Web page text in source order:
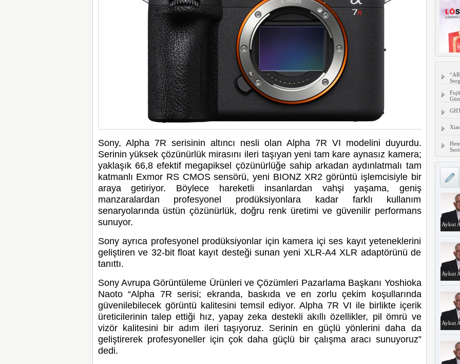
Sony, Alpha 7R serisinin altıncı nesli olan Alpha 7R VI modelini duyurdu.
Serinin yüksek çözünürlük mirasını ileri taşıyan yeni tam kare aynasız kamera;
yaklaşık 66,8 efektif megapiksel çözünürlüğe sahip arkadan aydınlatmalı tam
katmanlı Exmor RS CMOS sensörü, yeni BIONZ XR2 görüntü işlemcisiyle bir
araya getiriyor. Böylece hareketli insanlardan vahşi yaşama, geniş
manzaralardan profesyonel prodüksiyonlara kadar farklı kullanım
senaryolarında üstün çözünürlük, doğru renk üretimi ve güvenilir performans
sunuyor.
Sony ayrıca profesyonel prodüksiyonlar için kamera içi ses kayıt yeteneklerini
geliştiren ve 32-bit float kayıt desteği sunan yeni XLR-A4 XLR adaptörünü de
tanıttı.
Sony Avrupa Görüntüleme Ürünleri ve Çözümleri Pazarlama Başkanı Yoshioka
Naoto “Alpha 7R serisi; ekranda, baskıda ve en zorlu çekim koşullarında
güvenilebilecek görüntü kalitesini temsil ediyor. Alpha 7R VI ile birlikte içerik
üreticilerinin talep ettiği hız, yapay zeka destekli akıllı özellikler, pil ömrü ve
vizör kalitesini bir adım ileri taşıyoruz. Serinin en güçlü yönlerini daha da
geliştirerek profesyoneller için çok daha güçlü bir çalışma aracı sunuyoruz”
dedi.
Aykut
Aykut
Aykut